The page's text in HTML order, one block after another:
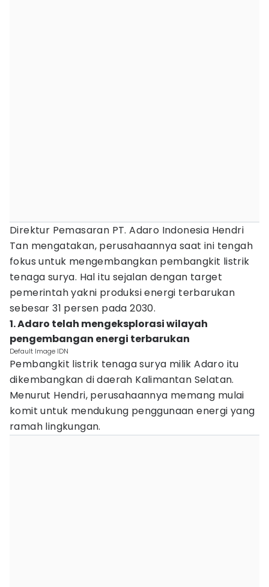
Direktur Pemasaran PT. Adaro Indonesia Hendri
Tan mengatakan, perusahaannya saat ini tengah
fokus untuk mengembangkan pembangkit listrik
tenaga surya. Hal itu sejalan dengan target
pemerintah yakni produksi energi terbarukan
sebesar 31 persen pada 2030.
1. Adaro telah mengeksplorasi wilayah
pengembangan energi terbarukan
Default Image IDN
Pembangkit listrik tenaga surya milik Adaro itu
dikembangkan di daerah Kalimantan Selatan.
Menurut Hendri, perusahaannya memang mulai
komit untuk mendukung penggunaan energi yang
ramah lingkungan.